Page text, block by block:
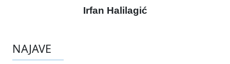
Irfan Halilagić
NAJAVE